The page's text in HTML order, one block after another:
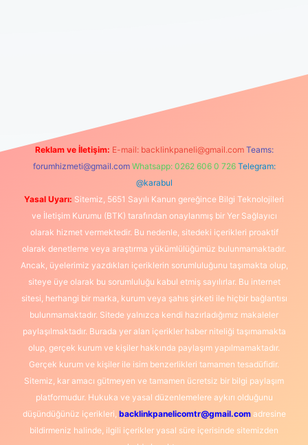
Reklam ve İletişim: E-mail: backlinkpaneli@gmail.com Teams:
forumhizmeti@gmail.com Whatsapp: 0262 606 0 726 Telegram:
@karabul
Yasal Uyarı: Sitemiz, 5651 Sayılı Kanun gereğince Bilgi Teknolojileri
ve İletişim Kurumu (BTK) tarafından onaylanmış bir Yer Sağlayıcı
olarak hizmet vermektedir. Bu nedenle, sitedeki içerikleri proaktif
olarak denetleme veya araştırma yükümlülüğümüz bulunmamaktadır.
Ancak, üyelerimiz yazdıkları içeriklerin sorumluluğunu taşımakta olup,
siteye üye olarak bu sorumluluğu kabul etmiş sayılırlar. Bu internet
sitesi, herhangi bir marka, kurum veya şahıs şirketi ile hiçbir bağlantısı
bulunmamaktadır. Sitede yalnızca kendi hazırladığımız makaleler
paylaşılmaktadır. Burada yer alan içerikler haber niteliği taşımamakta
olup, gerçek kurum ve kişiler hakkında paylaşım yapılmamaktadır.
Gerçek kurum ve kişiler ile isim benzerlikleri tamamen tesadüfidir.
Sitemiz, kar amacı gütmeyen ve tamamen ücretsiz bir bilgi paylaşım
platformudur. Hukuka ve yasal düzenlemelere aykırı olduğunu
düşündüğünüz içerikleri, backlinkpanelicomtr@gmail.comadresine
bildirmeniz halinde, ilgili içerikler yasal süre içerisinde sitemizden